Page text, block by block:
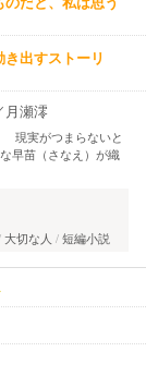
出すストーリ
月瀬澪
現実がつまらないと
早苗（さなえ）が織
大切な人 短編小説